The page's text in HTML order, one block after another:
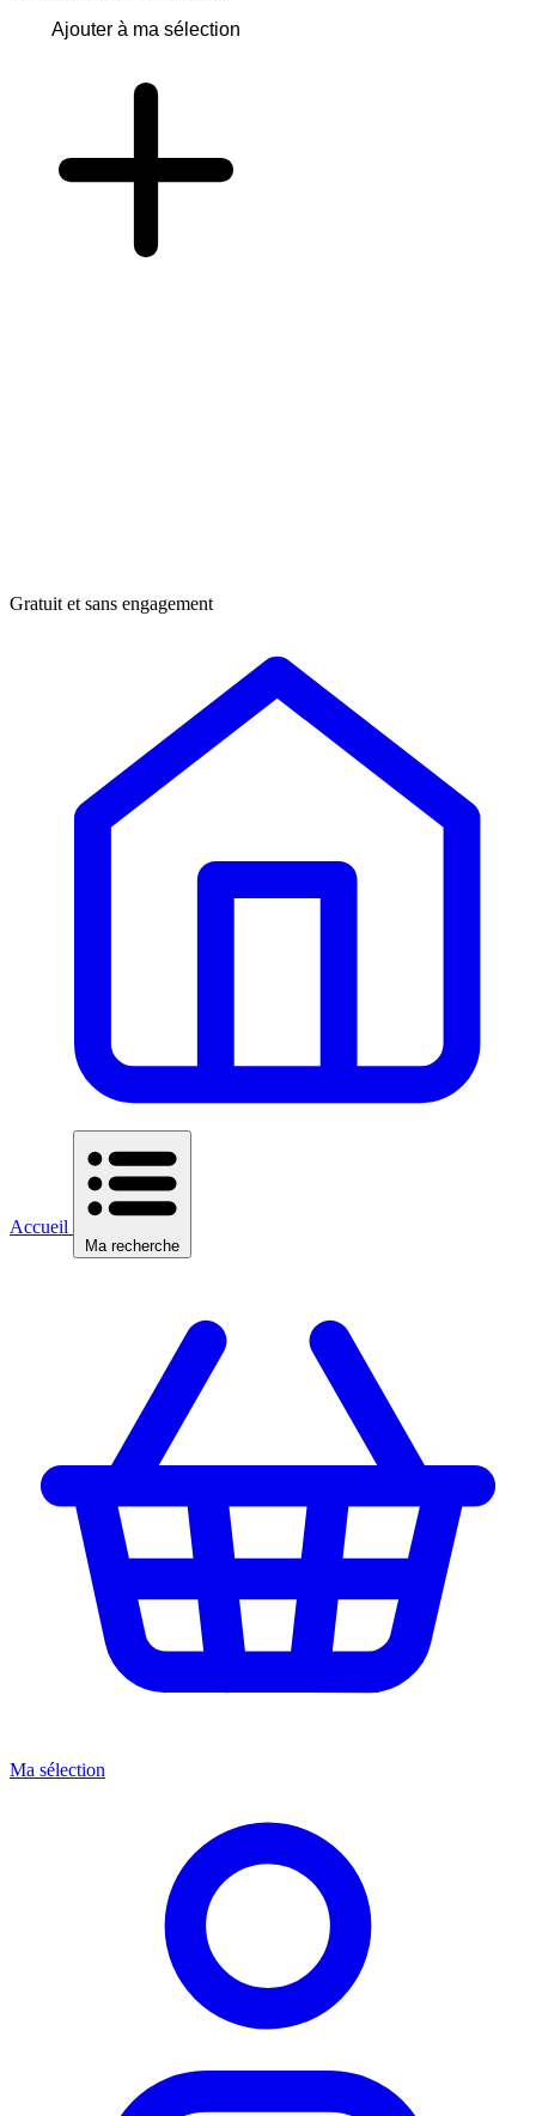
Ajouter à ma sélection
Gratuit et sans engagement
Accueil
Ma recherche
Ma sélection